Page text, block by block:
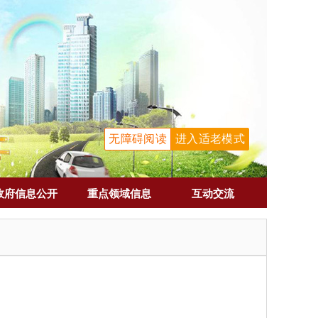
进入适老模式
无障碍阅读
府信息公开 重点领域信息 互动交流